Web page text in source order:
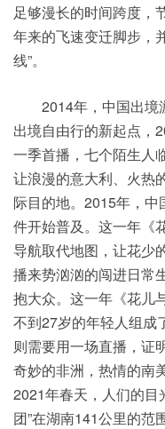
足够漫长的时间跨度，
年来的飞速变迁脚步，
线”。
2014年，中国出境
出境自由行的新起点，
一季首播，七个陌生人
让浪漫的意大利、火热
际目的地。2015年，
件开始普及。这一年《
导航取代地图，让花少
播来势汹汹的闯进日常
抱大众。这一年《花儿
不到27岁的年轻人组成
则需要用一场直播，证
奇妙的非洲，热情的南
2021年春天，人们的目
团”在湖南141公里的范